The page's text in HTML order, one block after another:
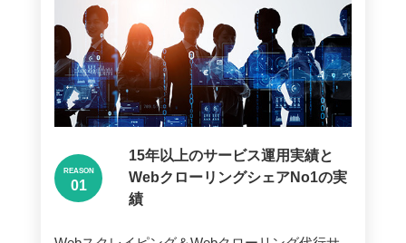
REASON
15年以上のサービス運用実績と
WebクローリングシェアNo1の実
績